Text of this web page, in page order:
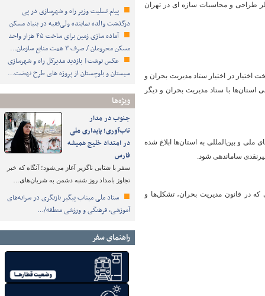
پیام تسلیت وزیر راه و شهرسازی در پی
درگذشت والده نماینده ولی‌فقیه در بنیاد مسکن
آماده سازی زمین برای ساخت ۴۵ هزار واحد
مسکن محرومان / صرف ۳ همت منابع سازمان…
عکس نوشت| بازدید مدیرکل راه و شهرسازی
سیستان و بلوچستان از پروژه های طرح نهضت…
ویژه‌ها
جنوب در مدار
تاب‌آوری؛ پایداری ملی
در امتداد خلیج همیشه
فارس
سفر با شتابی ناگزیر آغاز می‌شود؛ آنگاه که خبر
تجاوز بامداد روز شنبه دشمن به شریان‌های…
ستاد ملی میناب پیگیر بازنگری در سرانه‌های
آموزشی، فرهنگی و ورزشی منطقه/…
راهنمای سفر
طراحی و محاسبات سازه ای در تهران
اختیار در اختیار ستاد مدیریت بحران و
با ستاد مدیریت بحران و دیگر
برای کمک‌های ملی و بین‌المللی به استان‌ها ابلاغ شده
ساماندهی شود.
که در قانون مدیریت بحران، تشکل‌ها و